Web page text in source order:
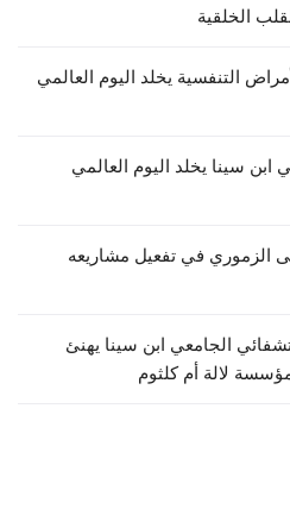
الخلقية
التنفسية يخلد اليوم العالمي
ابن سينا يخلد اليوم العالمي
الزموري في تفعيل مشاريعه
الجامعي ابن سينا يهنئ
لالة أم كلثوم